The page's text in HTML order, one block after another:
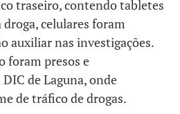
traseiro, contendo tabletes
celulares foram
auxiliar nas investigações.
foram presos e
de Laguna, onde
de tráfico de drogas.